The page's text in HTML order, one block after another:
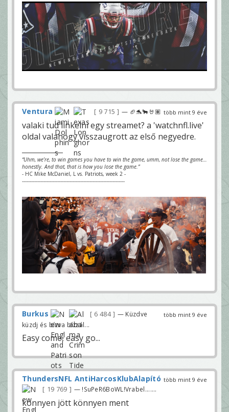
több mint 9 éve
Ventura 9 715 — 🏈🐬🐂🤘🏽
valaki tud linkelni egy streamet? a 'watchnfl.live'
oldal valahogy visszaugrott az első negyedre.
“Uhm, we’re, to win games you have to win the game, umm, not lose the game…
honestly. And that, that is how you lose the game.”
- HC Mike McDaniel, L vs. Patriots, week 2 -
-------------------------------------------------------------------
több mint 9 éve
Burkus 6 484
— Küzdve
küzdj és bízva bízzál...
Easy come, easy go...
több mint 9 éve
ThundersNFL AntiHarcosKlubAlapító
19 769 — !SuPeR6BoWL!Vrabel.......
könnyen jött könnyen ment